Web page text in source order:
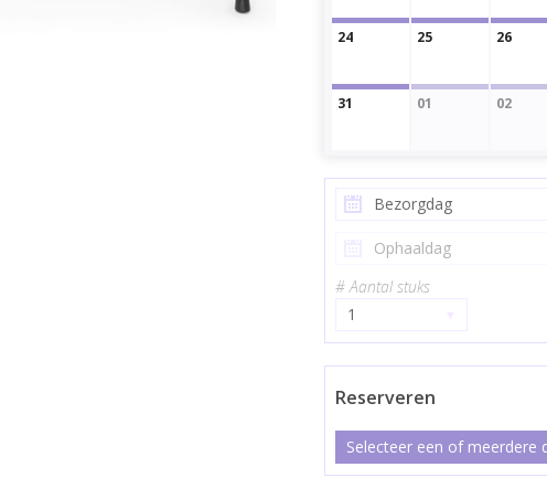
24 25 26
31 01 02
# Aantal stuks
1
Reserveren
Selecteer een of meerdere